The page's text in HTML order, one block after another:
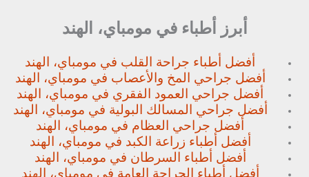
أبرز أطباء في مومباي، الهند
أفضل أطباء جراحة القلب في مومباي، الهند
أفضل جراحي المخ والأعصاب في مومباي، الهند
أفضل جراحي العمود الفقري في مومباي، الهند
أفضل جراحي المسالك البولية في مومباي، الهند
أفضل جراحي العظام في مومباي، الهند
أفضل أطباء زراعة الكبد في مومباي، الهند
أفضل أطباء السرطان في مومباي، الهند
أفضل أطباء الجراحة العامة في مومباي، الهند